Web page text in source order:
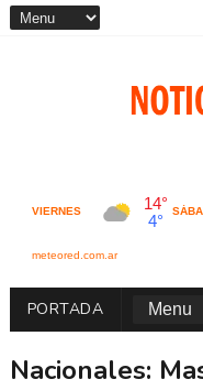
PORTADA
Nacionales: